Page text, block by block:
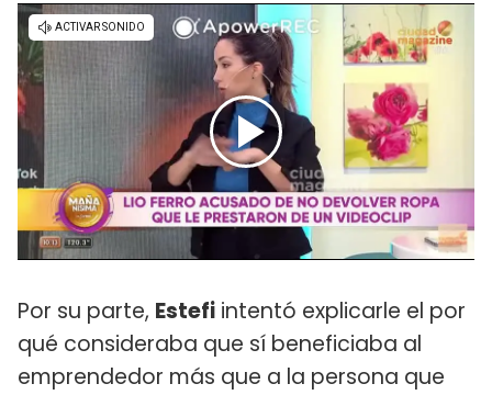
Por su parte, Estefi intentó explicarle el por
qué consideraba que sí beneficiaba al
emprendedor más que a la persona que